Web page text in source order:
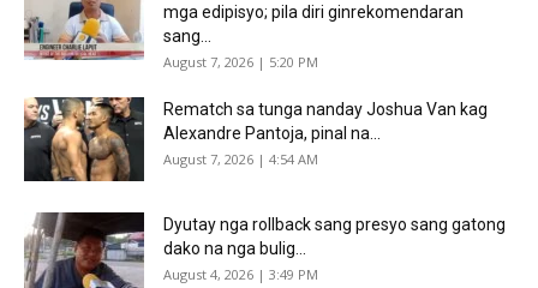
mga edipisyo; pila diri ginrekomendaran
sang...
August 7, 2026 | 5:20 PM
Rematch sa tunga nanday Joshua Van kag
Alexandre Pantoja, pinal na...
August 7, 2026 | 4:54 AM
Dyutay nga rollback sang presyo sang gatong
dako na nga bulig...
August 4, 2026 | 3:49 PM